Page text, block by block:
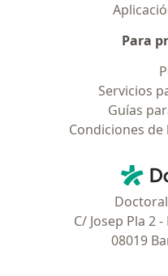
Para
Servicios
Guías
Condiciones
C/ Josep Pla 2
08019